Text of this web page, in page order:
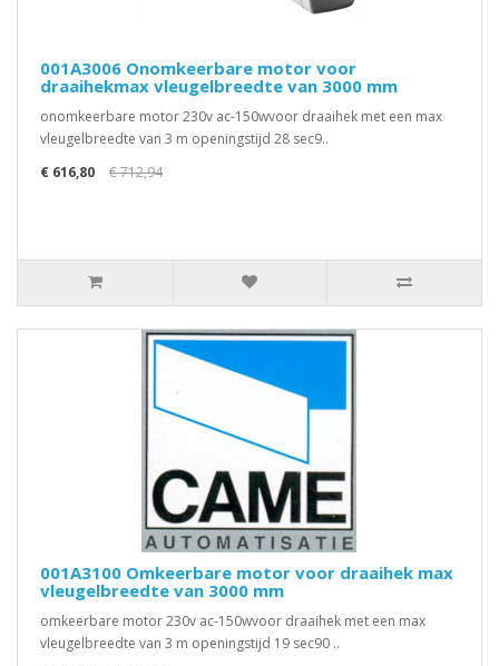
001A3006 Onomkeerbare motor voor
draaihekmax vleugelbreedte van 3000 mm
onomkeerbare motor 230v ac-150wvoor draaihek met een max
vleugelbreedte van 3 m openingstijd 28 sec9..
€ 616,80
€ 712,94
001A3100 Omkeerbare motor voor draaihek max
vleugelbreedte van 3000 mm
omkeerbare motor 230v ac-150wvoor draaihek met een max
vleugelbreedte van 3 m openingstijd 19 sec90 ..